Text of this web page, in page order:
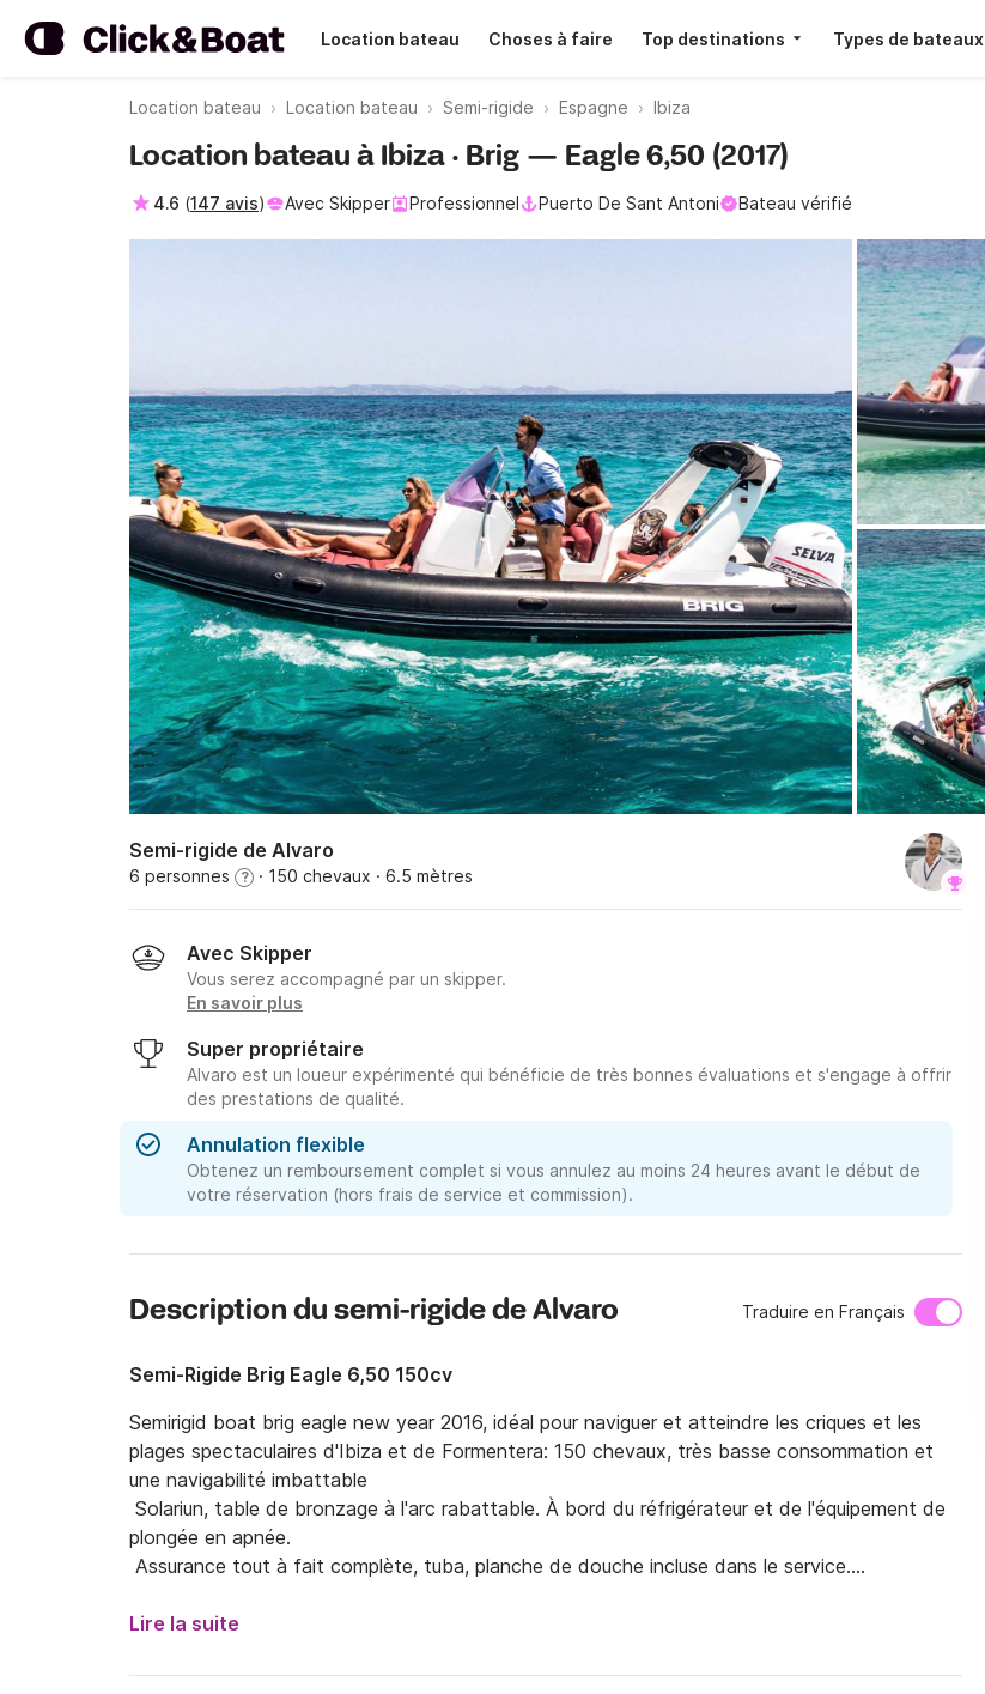
Location bateau Choses à faire Top destinations Types de bateaux
Location bateau Location bateau Semi-rigide Espagne Ibiza
Location bateau à Ibiza · Brig — Eagle 6,50 (2017)
4.6 (147 avis) Avec Skipper Professionnel Puerto De Sant Antoni Bateau vérifié
Semi-rigide de Alvaro
6 personnes ? · 150 chevaux · 6.5 mètres
Avec Skipper
Vous serez accompagné par un skipper.
En savoir plus
Super propriétaire
Alvaro est un loueur expérimenté qui bénéficie de très bonnes évaluations et s'engage à offrir
des prestations de qualité.
Annulation flexible
Obtenez un remboursement complet si vous annulez au moins 24 heures avant le début de
votre réservation (hors frais de service et commission).
Description du semi-rigide de Alvaro Traduire en Français
Semi-Rigide Brig Eagle 6,50 150cv
Semirigid boat brig eagle new year 2016, idéal pour naviguer et atteindre les criques et les
plages spectaculaires d'Ibiza et de Formentera: 150 chevaux, très basse consommation et
une navigabilité imbattable
Solariun, table de bronzage à l'arc rabattable. À bord du réfrigérateur et de l'équipement de
plongée en apnée.
Assurance tout à fait complète, tuba, planche de douche incluse dans le service.
Journée de bateau à Ibiza, nous avons plus de 10 ans consacrés à la location de petits
service.
Lire la suite